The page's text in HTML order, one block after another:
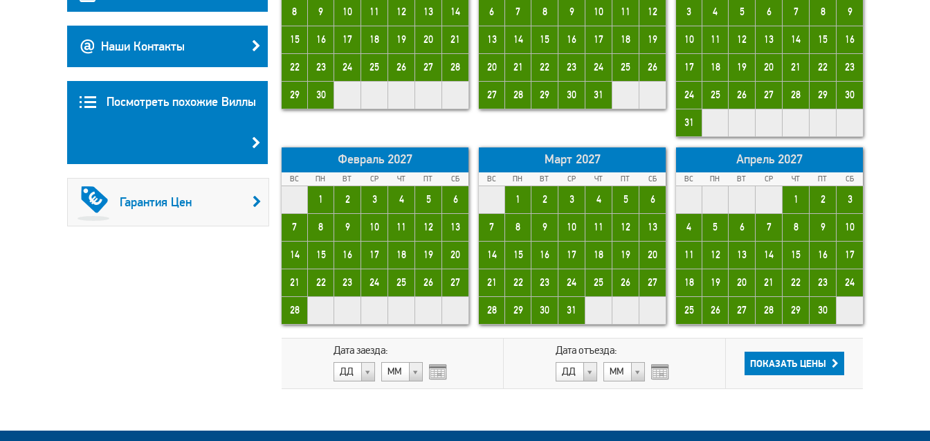
Наши Контакты
Посмотреть похожие Виллы
Гарантия Цен
8 9 10 11 12 13 14
15 16 17 18 19 20 21
22 23 24 25 26 27 28
29 30
6 7 8 9 10 11 12
13 14 15 16 17 18 19
20 21 22 23 24 25 26
27 28 29 30 31
3 4 5 6 7 8 9
10 11 12 13 14 15 16
17 18 19 20 21 22 23
24 25 26 27 28 29 30
31
Февраль 2027
ВС ПН ВТ СР ЧТ ПТ СБ
1 2 3 4 5 6
7 8 9 10 11 12 13
14 15 16 17 18 19 20
21 22 23 24 25 26 27
28
Март 2027
ВС ПН ВТ СР ЧТ ПТ СБ
1 2 3 4 5 6
7 8 9 10 11 12 13
14 15 16 17 18 19 20
21 22 23 24 25 26 27
28 29 30 31
Апрель 2027
ВС ПН ВТ СР ЧТ ПТ СБ
1 2 3
4 5 6 7 8 9 10
11 12 13 14 15 16 17
18 19 20 21 22 23 24
25 26 27 28 29 30
Дата заезда:
ДД МM
Дата отъезда:
ДД МM
ПОКАЗАТЬ ЦЕНЫ